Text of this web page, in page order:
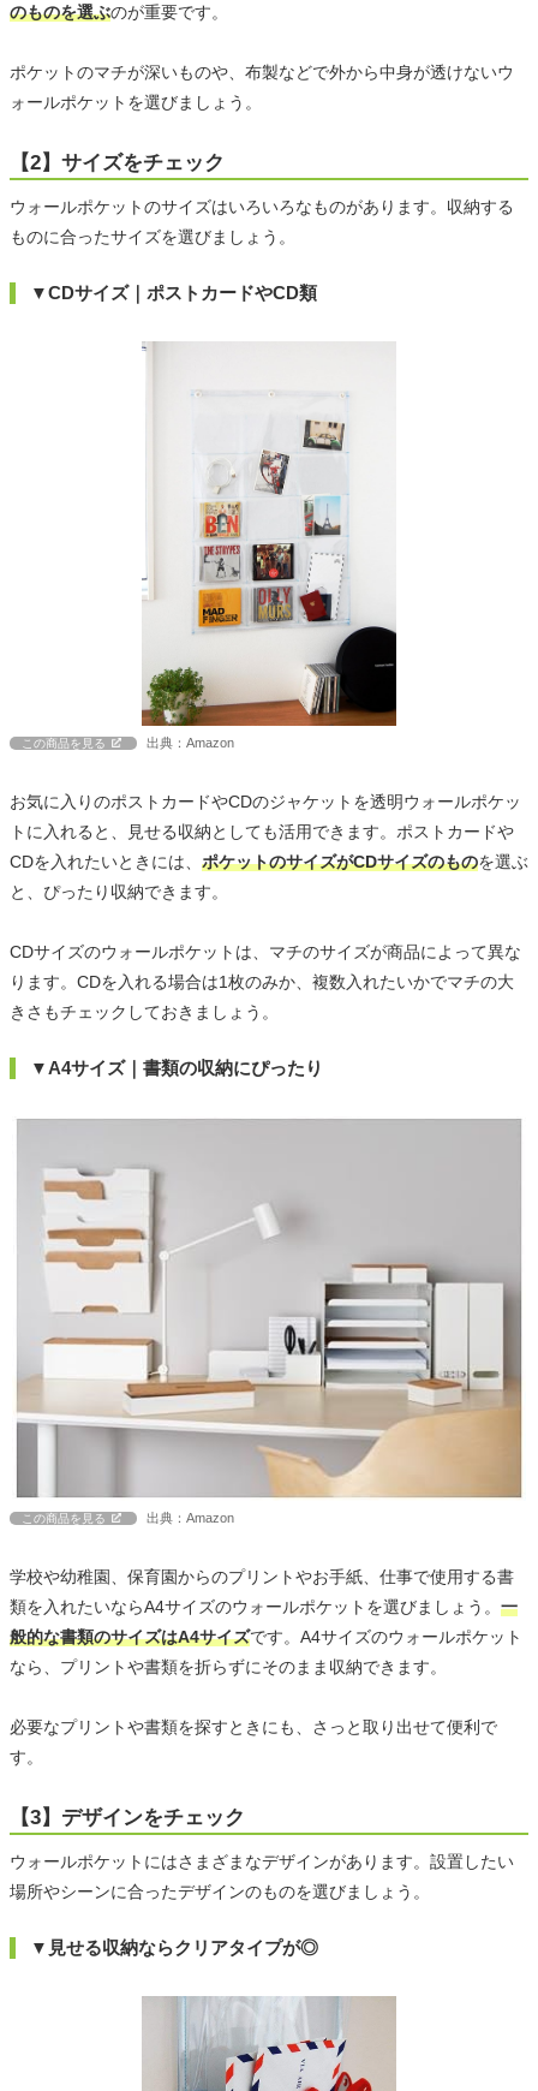
のものを選ぶのが重要です。
ポケットのマチが深いものや、布製などで外から中身が透けないウ
ォールポケットを選びましょう。
【2】サイズをチェック
ウォールポケットのサイズはいろいろなものがあります。収納する
ものに合ったサイズを選びましょう。
▼CDサイズ｜ポストカードやCD類
この商品を見る 出典：Amazon
お気に入りのポストカードやCDのジャケットを透明ウォールポケッ
トに入れると、見せる収納としても活用できます。ポストカードや
CDを入れたいときには、 ポケットのサイズがCDサイズのものを選ぶ
と、ぴったり収納できます。
CDサイズのウォールポケットは、マチのサイズが商品によって異な
ります。CDを入れる場合は1枚のみか、複数入れたいかでマチの大
きさもチェックしておきましょう。
▼A4サイズ｜書類の収納にぴったり
この商品を見る 出典：Amazon
学校や幼稚園、保育園からのプリントやお手紙、仕事で使用する書
類を入れたいならA4サイズのウォールポケットを選びましょう。 一
般的な書類のサイズはA4サイズです。A4サイズのウォールポケット
なら、プリントや書類を折らずにそのまま収納できます。
必要なプリントや書類を探すときにも、さっと取り出せて便利で
す。
【3】デザインをチェック
ウォールポケットにはさまざまなデザインがあります。設置したい
場所やシーンに合ったデザインのものを選びましょう。
▼見せる収納ならクリアタイプが◎